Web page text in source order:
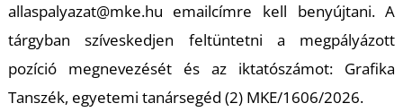
allaspalyazat@mke.hu emailcímre kell benyújtani. A
tárgyban szíveskedjen feltüntetni a megpályázott
pozíció megnevezését és az iktatószámot: Grafika
Tanszék, egyetemi tanársegéd (2) MKE/1606/2026.